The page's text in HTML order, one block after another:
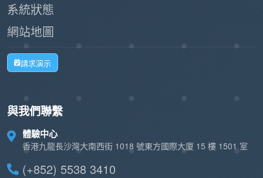
系統狀態
網站地圖
請求演示
與我們聯繫
體驗中心
香港九龍長沙灣大南西街 1018 號東方國際大廈 15 樓 1501 室
(+852) 5538 3410